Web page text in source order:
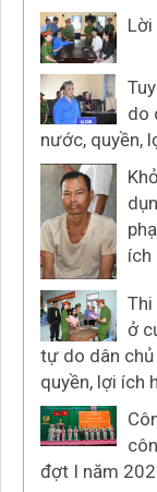
Lời
do
nước, quyền,
ích
Thi
ở
tự do dân chủ
quyền, lợi ích
đợt I năm